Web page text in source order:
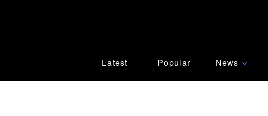
Latest Popular News ∨